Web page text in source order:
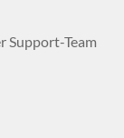
Support-Team